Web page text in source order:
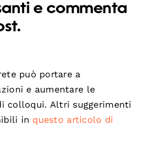
e commenta
può portare a
e aumentare le
colloqui. Altri suggerimenti
in questo articolo di